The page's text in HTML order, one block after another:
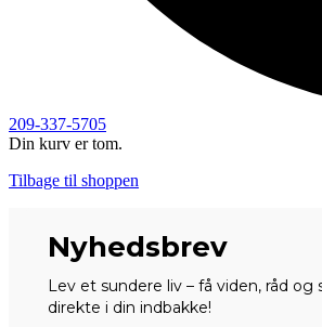
209-337-5705
Din kurv er tom.
Tilbage til shoppen
Nyhedsbrev
Lev et sundere liv – få viden, råd og
direkte i din indbakke!